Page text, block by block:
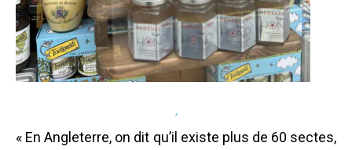
« En Angleterre, on dit qu’il existe plus de 60 sectes,